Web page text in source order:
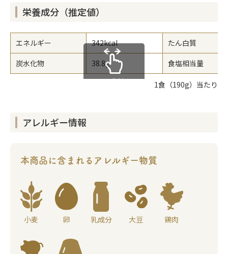
栄養成分（推定値）
エネルギー 342kcal
たん白質
炭水化物
38.8g 食塩相当量
scrollable 1食（190g）当たり
アレルギー情報
本商品に含まれる アレルギー物質
小麦 卵 乳成分 大豆 鶏肉